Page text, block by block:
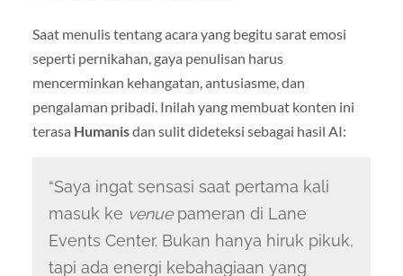
Saat menulis tentang acara yang begitu sarat emosi
seperti pernikahan, gaya penulisan harus
mencerminkan kehangatan, antusiasme, dan
pengalaman pribadi. Inilah yang membuat konten ini
terasa Humanisdan sulit dideteksi sebagai hasil AI:
“Saya ingat sensasi saat pertama kali
masuk ke venuepameran di Lane
Events Center. Bukan hanya hiruk pikuk,
tapi ada energi kebahagiaan yang